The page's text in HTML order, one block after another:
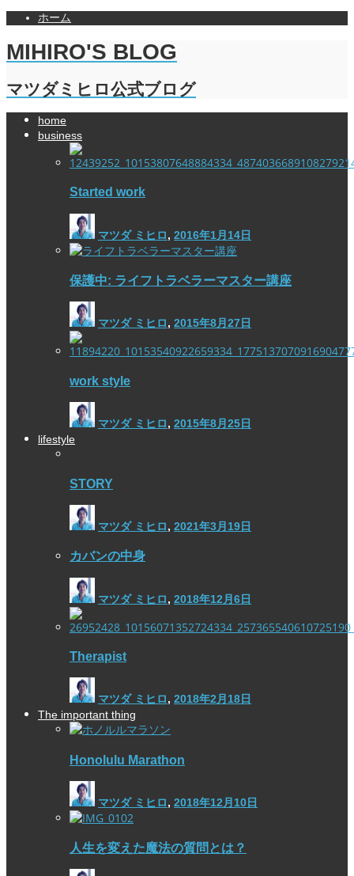
ホーム
MIHIRO'S BLOG
マツダミヒロ公式ブログ
home
business
Started work
マツダ ミヒロ, 2016年1月14日
保護中: ライフトラベラーマスター講座
マツダ ミヒロ, 2015年8月27日
work style
マツダ ミヒロ, 2015年8月25日
lifestyle
STORY
マツダ ミヒロ, 2021年3月19日
カバンの中身
マツダ ミヒロ, 2018年12月6日
Therapist
マツダ ミヒロ, 2018年2月18日
The important thing
Honolulu Marathon
マツダ ミヒロ, 2018年12月10日
人生を変えた魔法の質問とは？